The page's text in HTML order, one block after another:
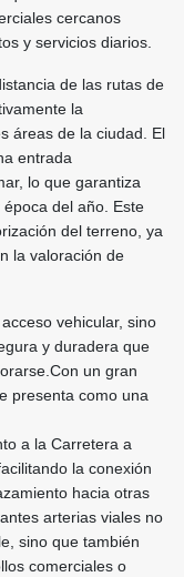
cercanos
y servicios diarios.
de las rutas de
la
áreas de la ciudad. El
entrada
lo que garantiza
del año. Este
del terreno, ya
la valoración de
vehicular, sino
y duradera que
un gran
presenta como una
a la Carretera a
la conexión
hacia otras
arterias viales no
sino que también
comerciales o